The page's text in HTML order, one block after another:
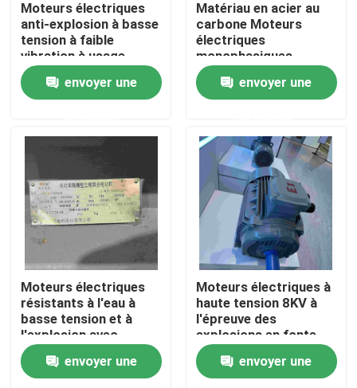
Maison
Produits
Visite d'usine
Contrôle de qualité
Contactez-nous
Demandez une citation
Moteurs électriques
anti-explosion à basse
tension à faible
vibration à usage
multiple
envoyer une
Matériau en acier au
carbone Moteurs
électriques
monophasiques
résistants aux
explosionsenvoyer une
Moteurs électriques
résistants à l'eau à
basse tension et à
l'explosion avec
certificat CE
envoyer une
Moteurs électriques à
haute tension 8KV à
l'épreuve des
explosions en fonte
sur mesure
envoyer une